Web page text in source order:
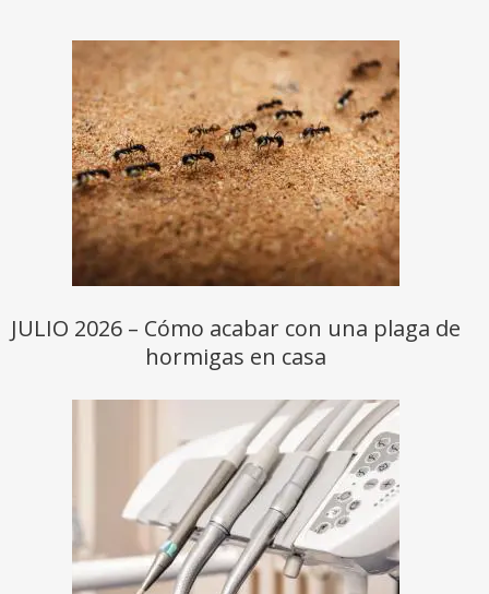
JULIO 2026 – Cómo acabar con una plaga de
hormigas en casa